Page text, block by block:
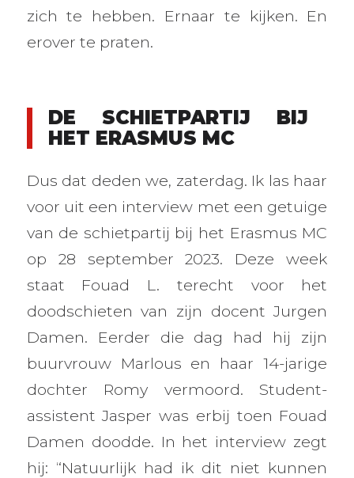
zich te hebben. Ernaar te kijken. En
erover te praten.
DE SCHIETPARTIJ BIJ
HET ERASMUS MC
Dus dat deden we, zaterdag. Ik las haar
voor uit een interview met een getuige
van de schietpartij bij het Erasmus MC
op 28 september 2023. Deze week
staat Fouad L. terecht voor het
doodschieten van zijn docent Jurgen
Damen. Eerder die dag had hij zijn
buurvrouw Marlous en haar 14-jarige
dochter Romy vermoord. Student-
assistent Jasper was erbij toen Fouad
Damen doodde. In het interview zegt
hij: “Natuurlijk had ik dit niet kunnen